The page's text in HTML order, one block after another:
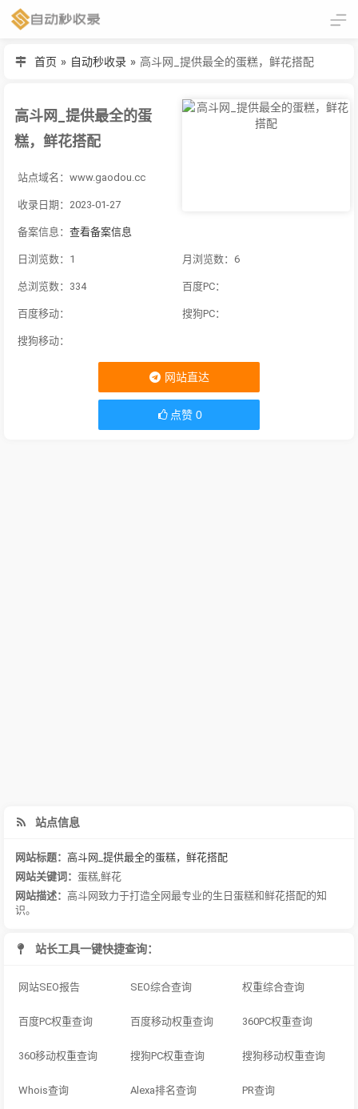
首页 » 自动秒收录 » 高斗网_提供最全的蛋糕，鲜花搭配
高斗网_提供最全的蛋
糕，鲜花搭配
站点域名：www.gaodou.cc
收录日期：2023-01-27
备案信息： 查看备案信息
日浏览数：1 月浏览数：6
总浏览数：334 百度PC：
百度移动： 搜狗PC：
搜狗移动：
网站直达
点赞 0
站点信息
网站标题： 高斗网_提供最全的蛋糕，鲜花搭配
网站关键词： 蛋糕 鲜花
网站描述： 高斗网致力于打造全网最专业的生日蛋糕和鲜花搭配的知
识。
站长工具一键快捷查询：
网站SEO报告 SEO综合查询 权重综合查询
百度PC权重查询 百度移动权重查询 360PC权重查询
360移动权重查询 搜狗PC权重查询 搜狗移动权重查询
Whois查询 Alexa排名查询 PR查询